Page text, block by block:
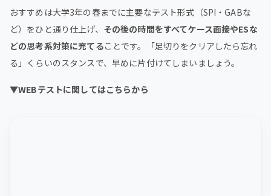
おすすめは大学3年の春までに主要なテスト形式（SPI・GABな
ど）をひと通り仕上げ、 その後の時間をすべてケース面接やESな
どの思考系対策に充てることです。「足切りをクリアしたら忘れ
る」くらいのスタンスで、早めに片付けてしまいましょう。
▼WEBテストに関してはこちらから